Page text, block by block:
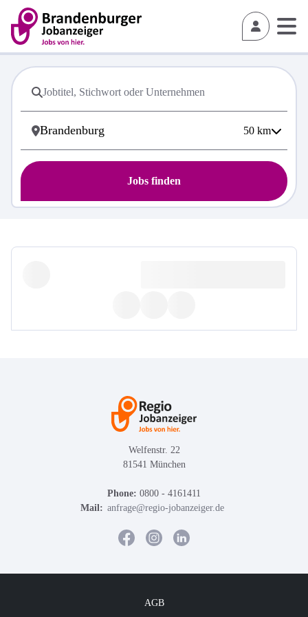
50 km
Jobs finden
Welfenstr. 22
81541 München
Phone: 0800 - 4161411
Mail: anfrage@regio-jobanzeiger.de
AGB